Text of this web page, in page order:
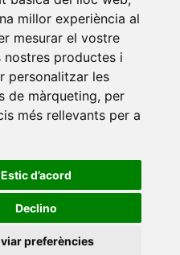
millor experiència al
mesurar el vostre
nostres productes i
personalitzar les
de màrqueting, per
més rellevants per a
Estic d’acord
Declino
preferències
Autònoma de
Barcelona•Universitat
Universitat de Girona
•Universitat
• Universitat Jaume I
Miguel Hernández
Catalunya
de València
Universitat Ramon Llull
Universitat de Sàsser
•
Universitat de Vic -